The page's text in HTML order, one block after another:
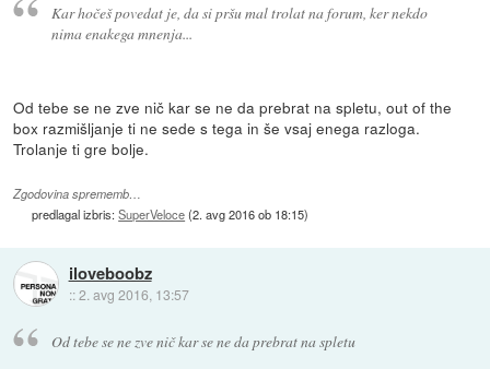
Kar hočeš povedat je, da si pršu mal trolat na forum, ker nekdo
nima enakega mnenja...
Od tebe se ne zve nič kar se ne da prebrat na spletu, out of the
box razmišljanje ti ne sede s tega in še vsaj enega razloga.
Trolanje ti gre bolje.
Zgodovina sprememb…
predlagal izbris:SuperVeloce(2. avg 2016 ob 18:15)
iloveboobz
::2. avg 2016, 13:57
Od tebe se ne zve nič kar se ne da prebrat na spletu